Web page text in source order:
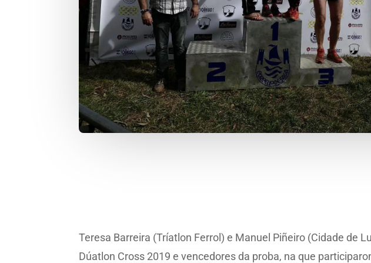
Teresa Barreira (Tríatlon Ferrol) e Manuel Piñeiro (Cidade de
Dúatlon Cross 2019 e vencedores da proba, na que